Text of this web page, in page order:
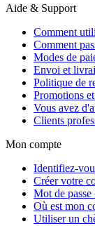
Aide & Support
Comment
Comment
Modes de
Envoi et
Politique de
Promotions
Vous avez
Clients
Mon compte
Identifiez-
Créer votre
Mot de passe
Où est mon
Utiliser un